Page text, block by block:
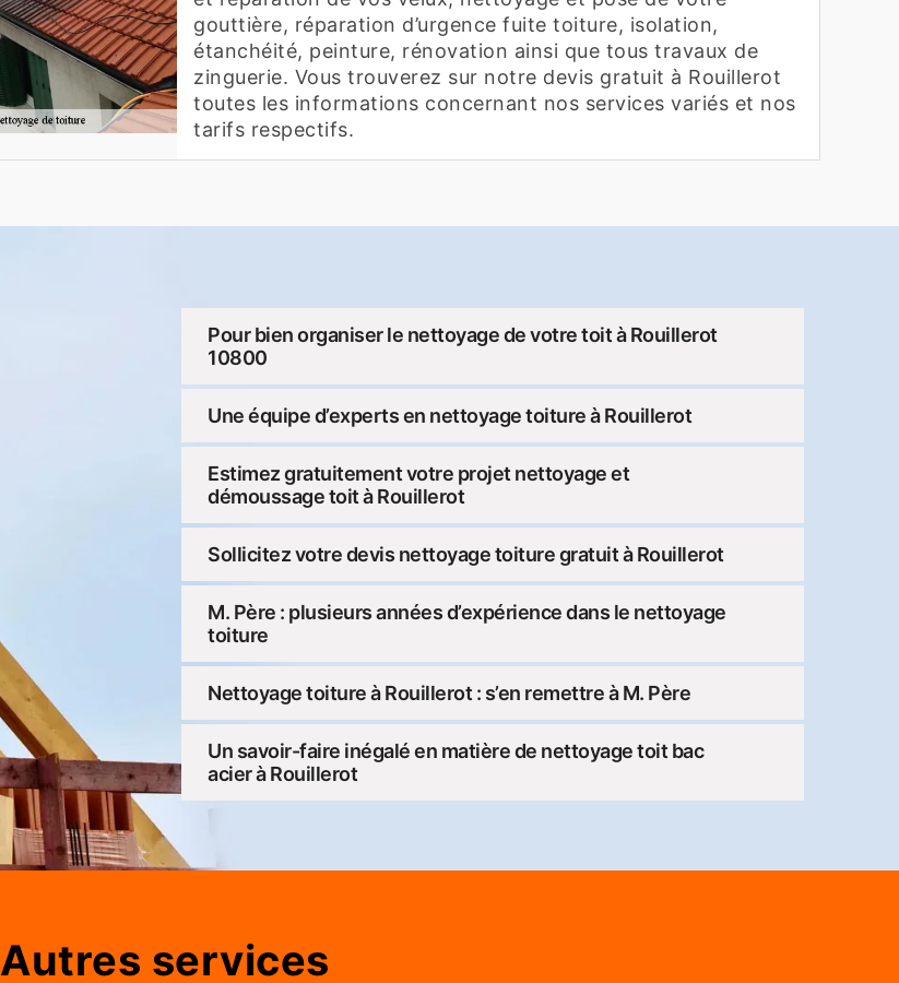
gouttière, réparation d’urgence fuite toiture, isolation,
étanchéité, peinture, rénovation ainsi que tous travaux de
zinguerie. Vous trouverez sur notre devis gratuit à Rouillerot
toutes les informations concernant nos services variés et nos
tarifs respectifs.
Pour bien organiser le nettoyage de votre toit à Rouillerot
10800
Une équipe d’experts en nettoyage toiture à Rouillerot
Estimez gratuitement votre projet nettoyage et
démoussage toit à Rouillerot
Sollicitez votre devis nettoyage toiture gratuit à Rouillerot
M. Père : plusieurs années d’expérience dans le nettoyage
toiture
Nettoyage toiture à Rouillerot : s’en remettre à M. Père
Un savoir-faire inégalé en matière de nettoyage toit bac
acier à Rouillerot
Autres services